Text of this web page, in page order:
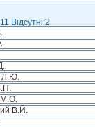
Відсутні:2
Л.Ю.
М.О.
В.Й.